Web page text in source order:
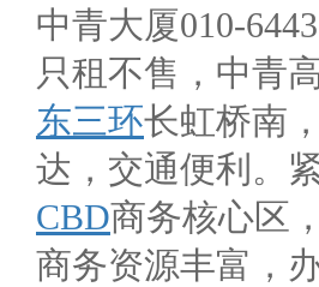
中青大厦010-
只租不售，中青
东三环长虹桥南
达，交通便利。
CBD商务核心区
商务资源丰富，